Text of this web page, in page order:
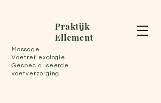
Praktijk
Ellement
Massage
Voetreflexologie
Gespecialiseerde
voetverzorging